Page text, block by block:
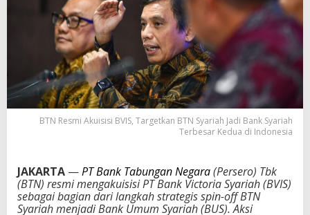
BTN Resmi Akuisisi BVIS, Targetkan BTN Syariah Jadi Bank Syariah
Terbesar Kedua di Indonesia
JAKARTA —PT Bank Tabungan Negara(Persero) Tbk
(BTN) resmi mengakuisisi PT Bank Victoria Syariah (BVIS)
sebagai bagian dari langkah strategis spin-off BTN
Syariah menjadi Bank Umum Syariah (BUS). Aksi